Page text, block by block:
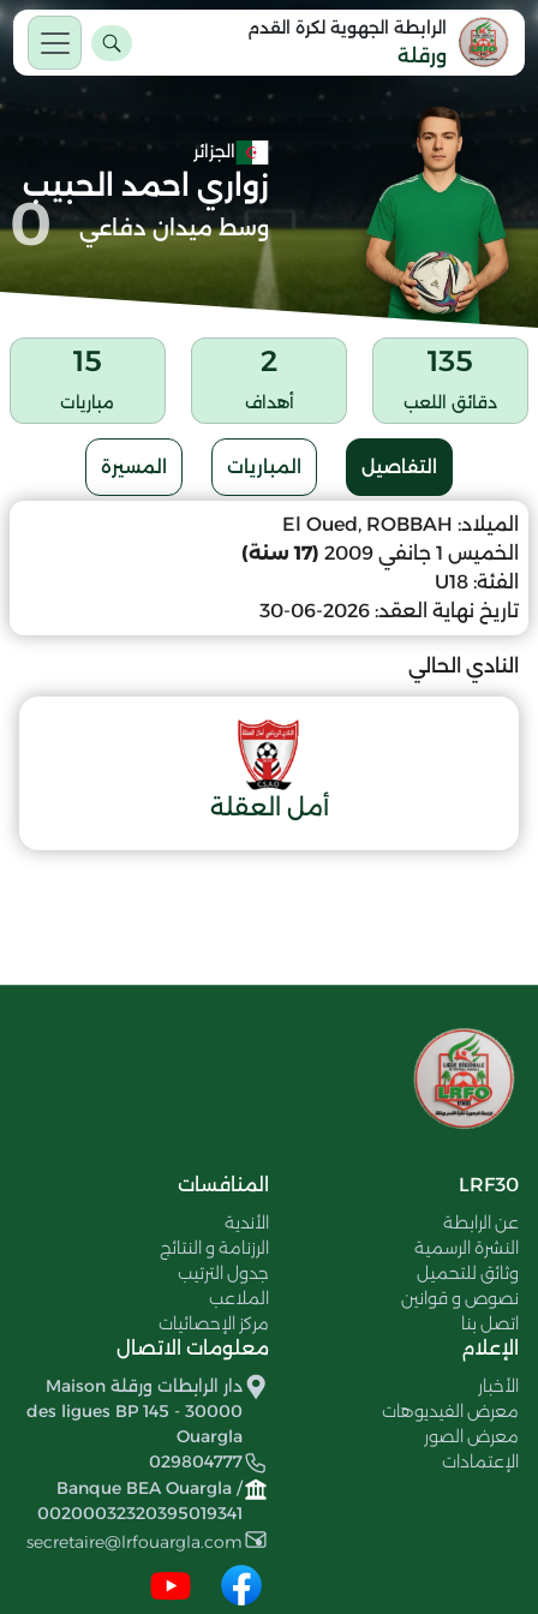
الرابطة الجهوية لكرة القدم
ورقلة
الجزائر
زواري احمد الحبيب
وسط ميدان دفاعي 0
135
دقائق اللعب
2
أهداف
15
مباريات
التفاصيل المباريات المسيرة
الميلاد: El Oued, ROBBAH
الخميس 1 جانفي 2009
(17 سنة)
الفئة: U18
تاريخ نهاية العقد: 2026-06-30
النادي الحالي
أمل العقلة
LRF30
عن الرابطة
النشرة الرسمية
وثائق للتحميل
نصوص و قوانين
اتصل بنا
المنافسات
الأندية
الرزنامة و النتائج
جدول الترتيب
الملاعب
مركز الإحصائيات
الإعلام
الأخبار
معرض الفيديوهات
معرض الصور
الإعتمادات
معلومات الاتصال
دار الرابطات ورقلة Maison
des ligues BP 145 - 30000
Ouargla
029804777
Banque BEA Ouargla /
00200032320395019341
secretaire@lrfouargla.com